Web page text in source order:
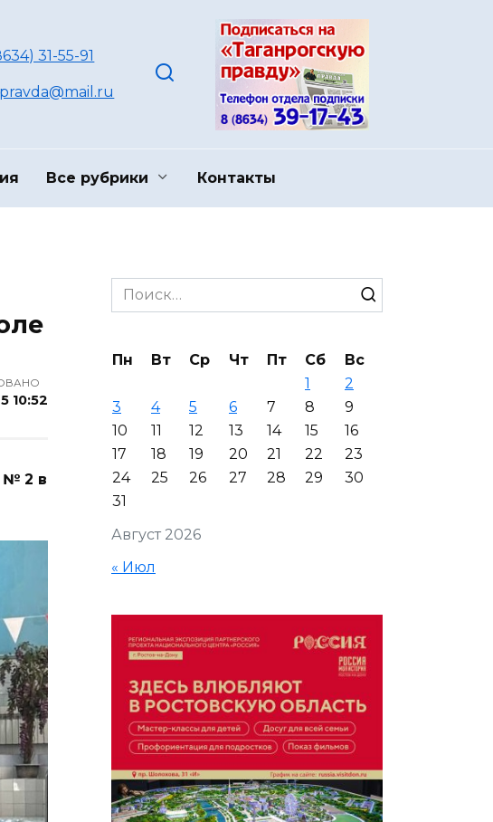
31-55-91
Все рубрики Контакты
10:52
№ 2 в
Search
for:
Август 2026
Пн Вт Ср Чт Пт Сб
Вс
1
2
3
4 5 6 7 8
9
10
11 12 13 14 15
16
17
18 19 20 21 22
23
24
25 26 27 28 29
30
31
« Июл